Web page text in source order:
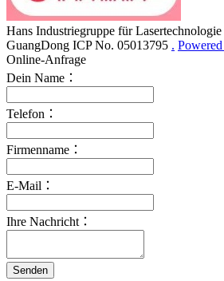
Hans Industriegruppe für
GuangDong ICP No. 05013795 .
Online-Anfrage
Dein Name：
Telefon：
Firmenname：
E-Mail：
Ihre Nachricht：